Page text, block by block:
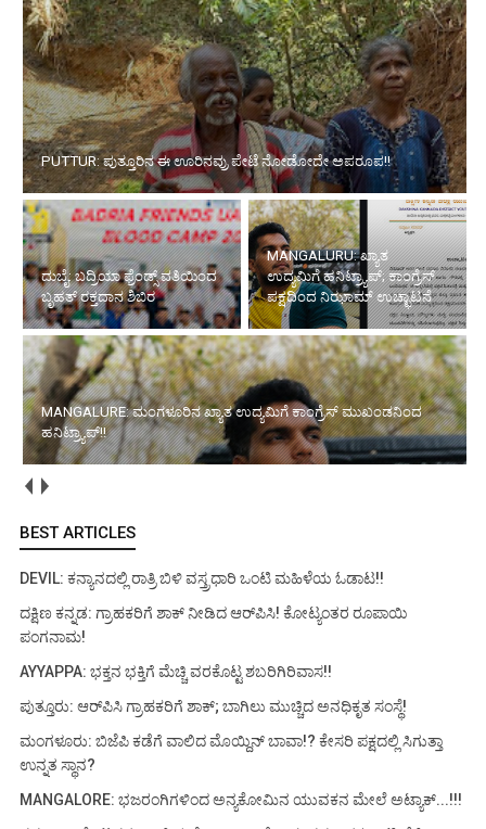
PUTTUR: ಪುತ್ತೂರಿನ ಈ ಊರಿನವ್ರು ಪೇಟೆ ನೋಡೋದೇ ಅಪರೂಪ!!
ದುಬೈ: ಬದ್ರಿಯಾ ಫ್ರೆಂಡ್ಸ್ ವತಿಯಿಂದ
ಬೃಹತ್ ರಕ್ತದಾನ ಶಿಬಿರ
MANGALURU: ಖ್ಯಾತ
ಉದ್ಯಮಿಗೆ ಹನಿಟ್ರ್ಯಾಪ್; ಕಾಂಗ್ರೆಸ್
ಪಕ್ಷದಿಂದ ನಿಝಾಮ್ ಉಚ್ಛಾಟನೆ
MANGALURE: ಮಂಗಳೂರಿನ ಖ್ಯಾತ ಉದ್ಯಮಿಗೆ ಕಾಂಗ್ರೆಸ್ ಮುಖಂಡನಿಂದ
ಹನಿಟ್ರ್ಯಾಪ್!!
BEST ARTICLES
DEVIL: ಕನ್ಯಾನದಲ್ಲಿ ರಾತ್ರಿ ಬಿಳಿ ವಸ್ತ್ರಧಾರಿ ಒಂಟಿ ಮಹಿಳೆಯ ಓಡಾಟ!!
ದಕ್ಷಿಣ ಕನ್ನಡ: ಗ್ರಾಹಕರಿಗೆ ಶಾಕ್ ನೀಡಿದ ಆರ್‌ಪಿಸಿ! ಕೋಟ್ಯಂತರ ರೂಪಾಯಿ
ಪಂಗನಾಮ!
AYYAPPA: ಭಕ್ತನ ಭಕ್ತಿಗೆ ಮೆಚ್ಚಿ ವರಕೊಟ್ಟ ಶಬರಿಗಿರಿವಾಸ!!
ಪುತ್ತೂರು: ಆರ್‌ಪಿಸಿ ಗ್ರಾಹಕರಿಗೆ ಶಾಕ್; ಬಾಗಿಲು ಮುಚ್ಚಿದ ಅನಧಿಕೃತ ಸಂಸ್ಥೆ!
ಮಂಗಳೂರು: ಬಿಜೆಪಿ ಕಡೆಗೆ ವಾಲಿದ ಮೊಯ್ದಿನ್ ಬಾವಾ!? ಕೇಸರಿ ಪಕ್ಷದಲ್ಲಿ ಸಿಗುತ್ತಾ
ಉನ್ನತ ಸ್ಥಾನ?
MANGALORE: ಭಜರಂಗಿಗಳಿಂದ ಅನ್ಯಕೋಮಿನ ಯುವಕನ ಮೇಲೆ ಅಟ್ಯಾಕ್...!!!